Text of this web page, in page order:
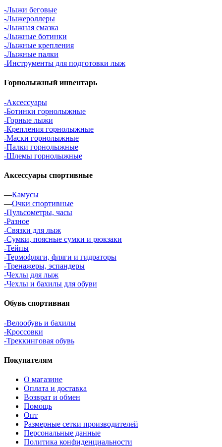
-Лыжи беговые
-Лыжероллеры
-Лыжная смазка
-Лыжные ботинки
-Лыжные крепления
-Лыжные палки
-Инструменты для подготовки лыж
Горнолыжный инвентарь
-Аксессуары
-Ботинки горнолыжные
-Горные лыжи
-Крепления горнолыжные
-Маски горнолыжные
-Палки горнолыжные
-Шлемы горнолыжные
Аксессуары спортивные
—Камусы
—Очки спортивные
-Пульсометры, часы
-Разное
-Связки для лыж
-Сумки, поясные сумки и рюкзаки
-Тейпы
-Термофляги, фляги и гидраторы
-Тренажеры, эспандеры
-Чехлы для лыж
-Чехлы и бахилы для обуви
Обувь спортивная
-Велообувь и бахилы
-Кроссовки
-Треккинговая обувь
Покупателям
О магазине
Оплата и доставка
Возврат и обмен
Помощь
Опт
Размерные сетки производителей
Персональные данные
Политика конфиденциальности